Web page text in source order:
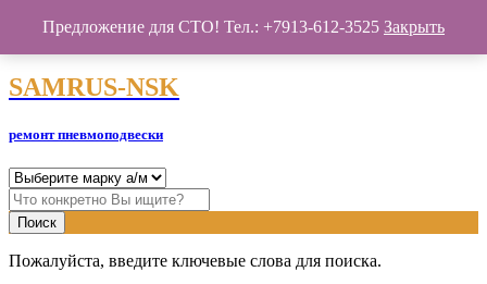
SAMRUS-NSK
SAMRUS-NSK
ремонт пневмоподвески
Пожалуйста, введите ключевые слова для поиска.
Предложение для СТО! Тел.: +7913-612-3525 Закрыть